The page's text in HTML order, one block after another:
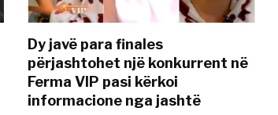
Dy javë para finales
përjashtohet një konkurrent në
Ferma VIP pasi kërkoi
informacione nga jashtë